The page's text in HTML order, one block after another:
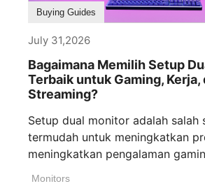
Buying Guides
July 31,2026
Bagaimana Memilih Setup
Terbaik untuk Gaming, Kerja,
Streaming?
Setup dual monitor adalah salah
termudah untuk meningkatkan
meningkatkan pengalaman
Monitors